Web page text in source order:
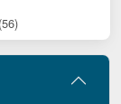
(56)